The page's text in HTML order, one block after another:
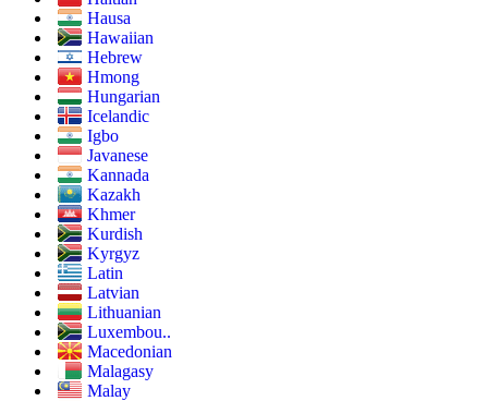
Hausa
Hawaiian
Hebrew
Hmong
Hungarian
Icelandic
Igbo
Javanese
Kannada
Kazakh
Khmer
Kurdish
Kyrgyz
Latin
Latvian
Lithuanian
Luxembou..
Macedonian
Malagasy
Malay